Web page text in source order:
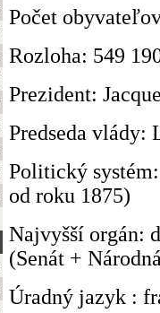
Počet
Rozloha: 549
Prezident:
Predseda vlády:
Politický
od roku 1875)
Najvyšší orgán:
(Senát +
Úradný jazyk :